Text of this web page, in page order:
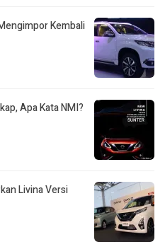
Kembali
Apa Kata NMI?
Livina Versi